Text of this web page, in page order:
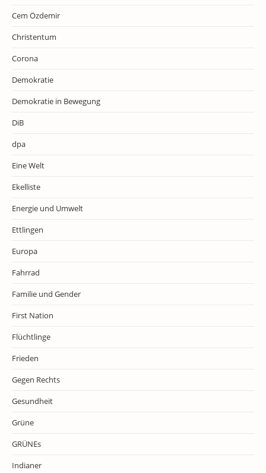
Cem Özdemir
Christentum
Corona
Demokratie
Demokratie in Bewegung
DiB
dpa
Eine Welt
Ekelliste
Energie und Umwelt
Ettlingen
Europa
Fahrrad
Familie und Gender
First Nation
Flüchtlinge
Frieden
Gegen Rechts
Gesundheit
Grüne
GRÜNEs
Indianer